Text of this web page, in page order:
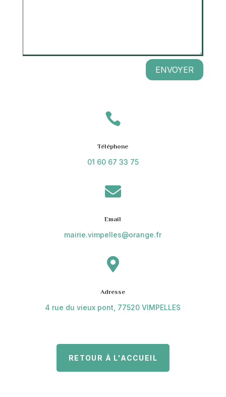
ENVOYER

Téléphone
01 60 67 33 75

Email
mairie.vimpelles@orange.fr

Adresse
4 rue du vieux pont, 77520 VIMPELLES
RETOUR À L'ACCUEIL